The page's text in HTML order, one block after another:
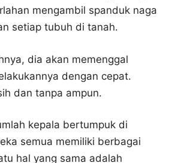
mengambil spanduk naga
setiap tubuh di tanah.
dia akan memenggal
dengan cepat.
dan tanpa ampun.
kepala bertumpuk di
semua memiliki berbagai
hal yang sama adalah